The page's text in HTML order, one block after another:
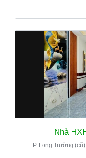
Nhà
P. Long Trường